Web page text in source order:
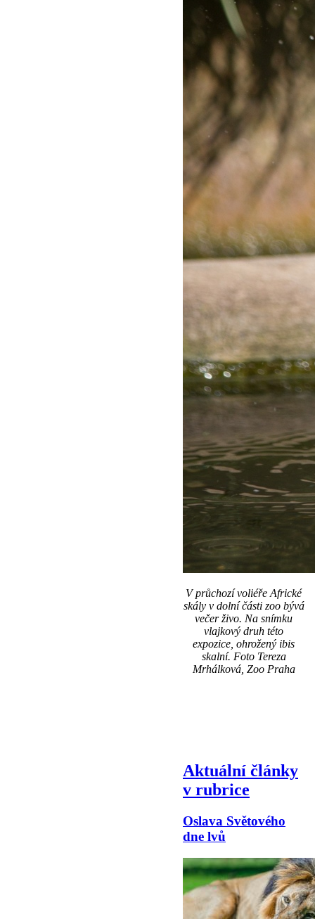
V průchozí voliéře Africké
skály v dolní části zoo bývá
večer živo. Na snímku
vlajkový druh této
expozice, ohrožený ibis
skalní. Foto Tereza
Mrhálková, Zoo Praha
Aktuální články
v rubrice
Oslava Světového
dne lvů